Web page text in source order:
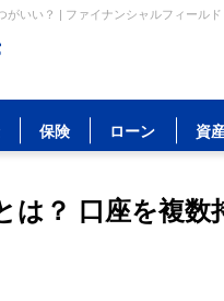
がいい？ | ファイナンシャルフィールド
保険 ローン 資
は？ 口座を複数